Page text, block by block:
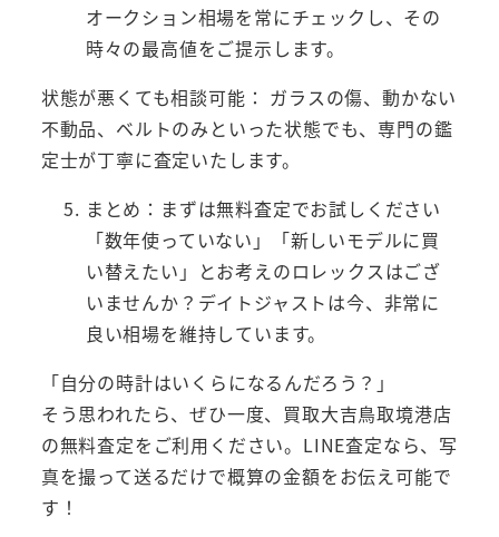
オークション相場を常にチェックし、その
時々の最高値をご提示します。
状態が悪くても相談可能： ガラスの傷、動かない
不動品、ベルトのみといった状態でも、専門の鑑
定士が丁寧に査定いたします。
まとめ：まずは無料査定でお試しください
「数年使っていない」「新しいモデルに買
い替えたい」とお考えのロレックスはござ
いませんか？デイトジャストは今、非常に
良い相場を維持しています。
「自分の時計はいくらになるんだろう？」
そう思われたら、ぜひ一度、買取大吉鳥取境港店
の無料査定をご利用ください。LINE査定なら、写
真を撮って送るだけで概算の金額をお伝え可能で
す！